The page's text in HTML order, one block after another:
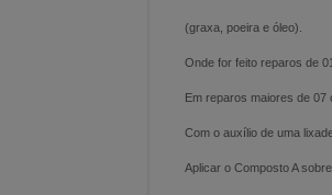
(graxa, poeira e óleo).
Onde for feito reparos de
Em reparos maiores de 07
Com o auxílio de uma
Aplicar o Composto A